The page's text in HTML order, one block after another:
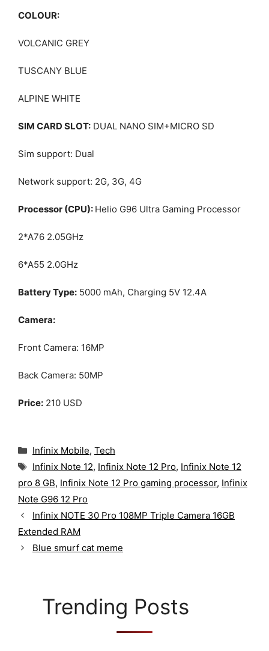
COLOUR:
VOLCANIC GREY
TUSCANY BLUE
ALPINE WHITE
SIM CARD SLOT: DUAL NANO SIM+MICRO SD
Sim support: Dual
Network support: 2G, 3G, 4G
Processor (CPU): Helio G96 Ultra Gaming Processor
2*A76 2.05GHz
6*A55 2.0GHz
Battery Type: 5000 mAh, Charging 5V 12.4A
Camera:
Front Camera: 16MP
Back Camera: 50MP
Price: 210 USD
C
a
t
e
g
o
i
e
Infinix Mobile, Tech
T
a
g
s
Infinix Note 12, Infinix Note 12 Pro, Infinix Note 12
pro 8 GB, Infinix Note 12 Pro gaming processor, Infinix
Note G96 12 Pro
Infinix NOTE 30 Pro 108MP Triple Camera 16GB
Extended RAM
Blue smurf cat meme
Trending Posts